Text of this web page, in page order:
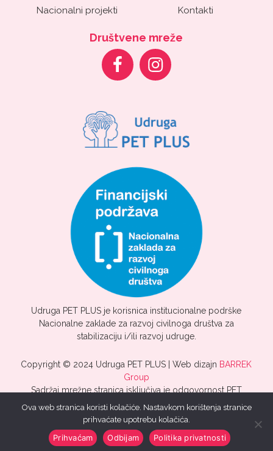
Nacionalni projekti
Kontakti
Društvene mreže
Udruga PET PLUS je korisnica institucionalne podrške
Nacionalne zaklade za razvoj civilnoga društva za
stabilizaciju i/ili razvoj udruge.
Copyright © 2024 Udruga PET PLUS | Web dizajn BARREK
Group
Sadržaj mrežne stranica isključiva je odgovornost PET
PLUS.
Ova web stranica koristi kolačiće. Nastavkom korištenja stranice
prihvaćate upotrebu kolačića.
Prihvaćam Odbijam Politika privatnosti